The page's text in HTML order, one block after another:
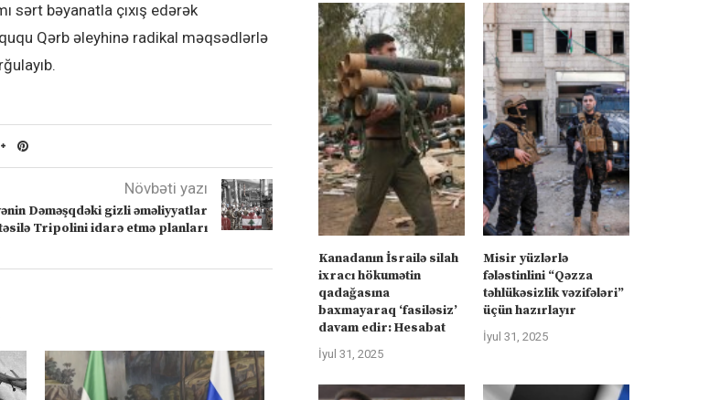
sərt bəyanatla çıxış edərək
Qərb əleyhinə radikal məqsədlərlə
Növbəti yazı
Dəməşqdəki gizli əməliyyatlar
Tripolini idarə etmə planları
Kanadanın İsrailə silah
ixracı hökumətin
qadağasına
baxmayaraq ‘fasiləsiz’
davam edir: Hesabat
İyul 31, 2025
Misir yüzlərlə
fələstinlini “Qəzza
təhlükəsizlik vəzifələri”
üçün hazırlayır
İyul 31, 2025